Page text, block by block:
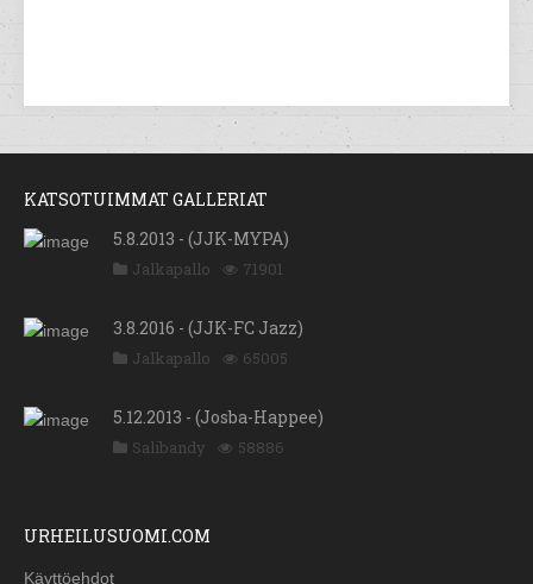
KATSOTUIMMAT GALLERIAT
5.8.2013 - (JJK-MYPA)
Jalkapallo 71901
3.8.2016 - (JJK-FC Jazz)
Jalkapallo 65005
5.12.2013 - (Josba-Happee)
Salibandy 58886
URHEILUSUOMI.COM
Käyttöehdot